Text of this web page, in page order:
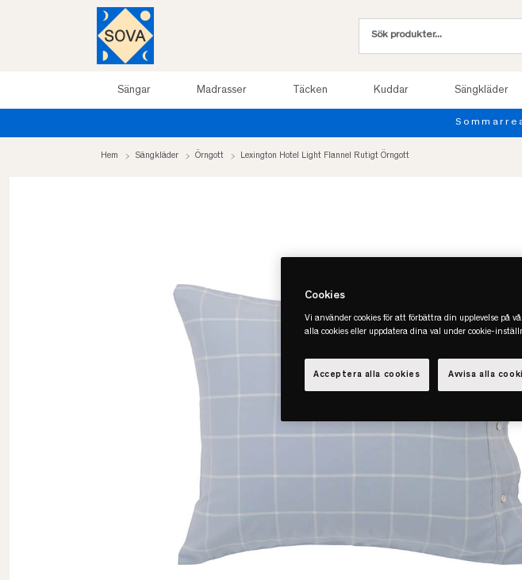
Sängar Madrasser Täcken Kuddar Sängkläder
Hem Sängkläder Örngott Lexington Hotel Light Flannel Rutigt Örngott
Cookies
Vi använder cookies för att förbättra din upplevelse på
alla cookies eller uppdatera dina val under cookie-
Avvisa alla
Acceptera alla cookies